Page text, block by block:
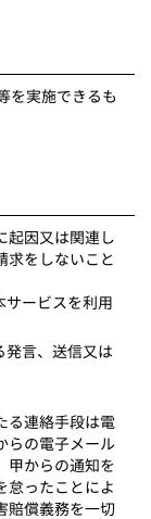
を実施できるも
起因又は関連し
求をしないこと
サービスを利用
発言、送信又は
る連絡手段は電
らの電子メール
甲からの通知を
怠ったことによ
賠償義務を一切